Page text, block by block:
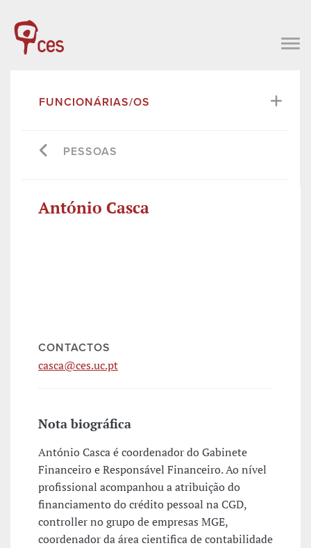
FUNCIONÁRIAS/OS
PESSOAS
António Casca
CONTACTOS
casca@ces.uc.pt
Nota biográfica
António Casca é coordenador do Gabinete
Financeiro e Responsável Financeiro. Ao nível
profissional acompanhou a atribuição do
financiamento do crédito pessoal na CGD,
controller no grupo de empresas MGE,
coordenador da área cientifica de contabilidade